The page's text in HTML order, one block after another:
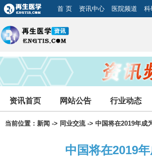
首 页 资讯中心 医院频道 科
资讯首页 网站公告 行业动态
当前位置： 新闻 -> 同业交流-> 中国将在2019年成
中国将在2019